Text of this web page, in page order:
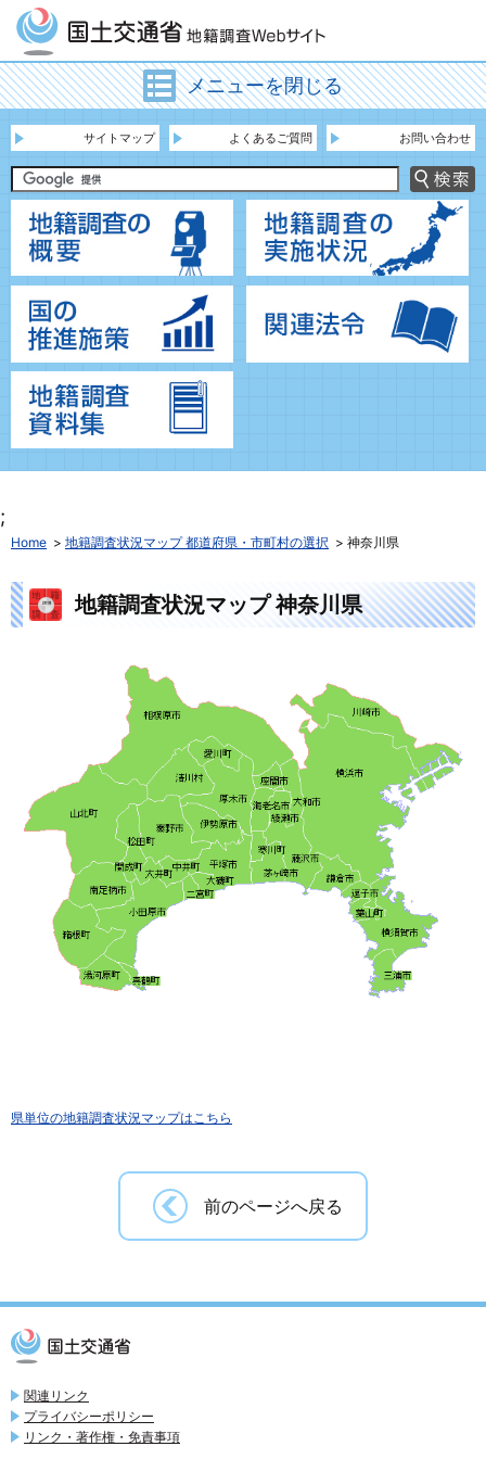
メニューを閉じる
サイトマップ よくあるご質問 お問い合わせ
地籍調査の概要
;
Home 地籍調査状況マップ 都道府県・市町村の選択 神奈川県
地籍調査状況マップ 神奈川県
県単位の地籍調査状況マップはこちら
前のページへ戻る
関連リンク
プライバシーポリシー
リンク・著作権・免責事項